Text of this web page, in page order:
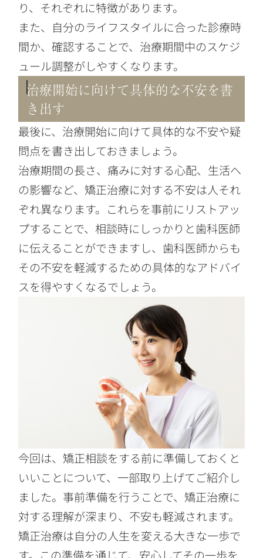
り、それぞれに特徴があります。
また、自分のライフスタイルに合った診療時
間か、確認することで、治療期間中のスケジ
ュール調整がしやすくなります。
治療開始に向けて具体的な不安を書
き出す
最後に、治療開始に向けて具体的な不安や疑
問点を書き出しておきましょう。
治療期間の長さ、痛みに対する心配、生活へ
の影響など、矯正治療に対する不安は人それ
ぞれ異なります。これらを事前にリストアッ
プすることで、相談時にしっかりと歯科医師
に伝えることができますし、歯科医師からも
その不安を軽減するための具体的なアドバイ
スを得やすくなるでしょう。
今回は、矯正相談をする前に準備しておくと
いいことについて、一部取り上げてご紹介し
ました。事前準備を行うことで、矯正治療に
対する理解が深まり、不安も軽減されます。
矯正治療は自分の人生を変える大きな一歩で